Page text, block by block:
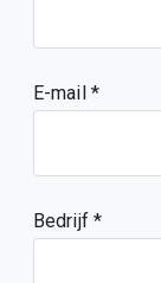
E-mail
Bedrijf